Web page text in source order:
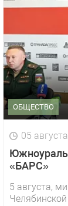
ОБЩЕСТВО
05
«БАРС»
5 августа,